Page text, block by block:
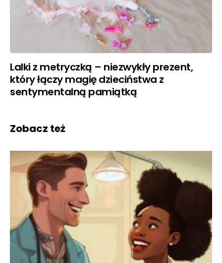
Lalki z metryczką – niezwykły prezent,
który łączy magię dzieciństwa z
sentymentalną pamiątką
Zobacz też